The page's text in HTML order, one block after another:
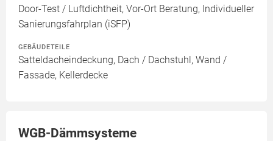
Door-Test / Luftdichtheit, Vor-Ort Beratung, Individueller
Sanierungsfahrplan (iSFP)
GEBÄUDETEILE
Satteldacheindeckung, Dach / Dachstuhl, Wand /
Fassade, Kellerdecke
WGB-Dämmsysteme